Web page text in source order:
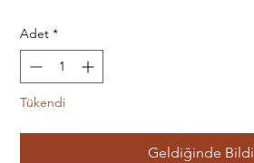
Adet *
Tükendi
Geldiğinde